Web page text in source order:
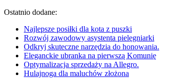
Ostatnio dodane:
Najlepsze posiłki dla kota z puszki
Rozwój zawodowy asystenta pielęgniarki
Odkryj skuteczne narzędzia do honowania.
Eleganckie ubranka na pierwszą Komunię
Optymalizacja sprzedaży na Allegro.
Hulajnoga dla maluchów złożona